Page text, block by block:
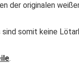
der originalen
somit keine
.